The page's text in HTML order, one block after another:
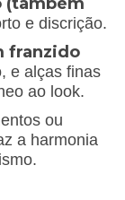
e discrição.
franzido
e alças finas
ao look.
ou
a harmonia